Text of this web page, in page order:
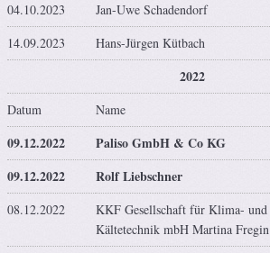
04.10.2023
Jan-Uwe Schadendorf
14.09.2023
Hans-Jürgen Kütbach
2022
Datum Name
09.12.2022 Paliso GmbH & Co KG
09.12.2022
Rolf Liebschner
08.12.2022
KKF Gesellschaft für Klima- und
Kältetechnik mbH Martina Fregin